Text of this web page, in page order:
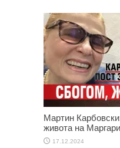
Мартин
живота на
17.12.2024